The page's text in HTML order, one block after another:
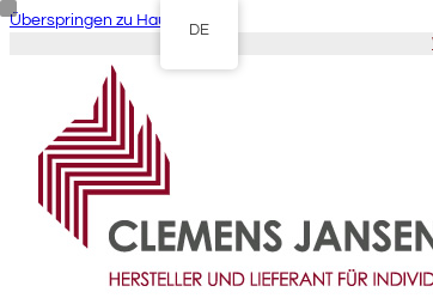
Überspringen zu Hauptinhalt
DE